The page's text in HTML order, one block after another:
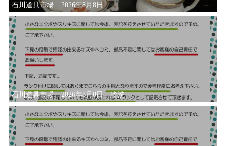
石川道具市場 2026年8月8日
石川道具市場 2026年8月8日 冷洗